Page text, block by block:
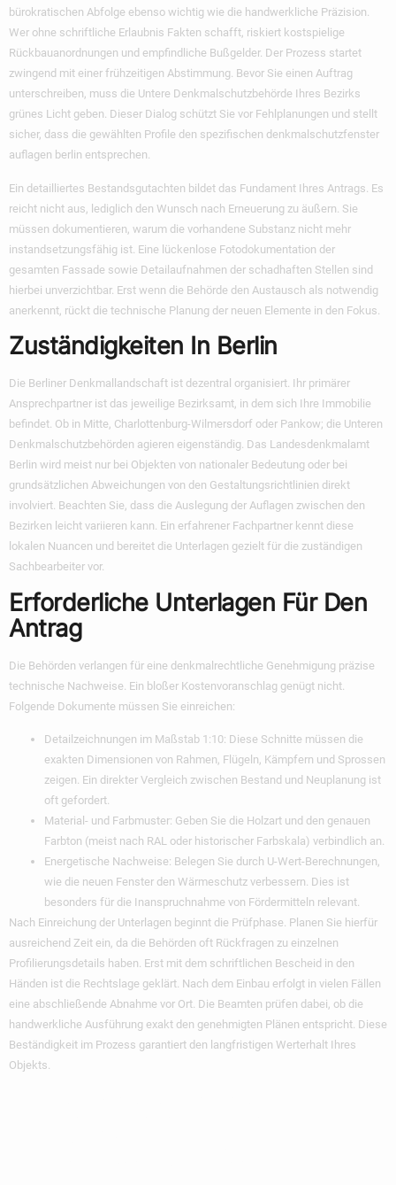
bürokratischen Abfolge ebenso wichtig wie die handwerkliche Präzision.
Wer ohne schriftliche Erlaubnis Fakten schafft, riskiert kostspielige
Rückbauanordnungen und empfindliche Bußgelder. Der Prozess startet
zwingend mit einer frühzeitigen Abstimmung. Bevor Sie einen Auftrag
unterschreiben, muss die Untere Denkmalschutzbehörde Ihres Bezirks
grünes Licht geben. Dieser Dialog schützt Sie vor Fehlplanungen und stellt
sicher, dass die gewählten Profile den spezifischen denkmalschutzfenster
auflagen berlin entsprechen.
Ein detailliertes Bestandsgutachten bildet das Fundament Ihres Antrags. Es
reicht nicht aus, lediglich den Wunsch nach Erneuerung zu äußern. Sie
müssen dokumentieren, warum die vorhandene Substanz nicht mehr
instandsetzungsfähig ist. Eine lückenlose Fotodokumentation der
gesamten Fassade sowie Detailaufnahmen der schadhaften Stellen sind
hierbei unverzichtbar. Erst wenn die Behörde den Austausch als notwendig
anerkennt, rückt die technische Planung der neuen Elemente in den Fokus.
Zuständigkeiten In Berlin
Die Berliner Denkmallandschaft ist dezentral organisiert. Ihr primärer
Ansprechpartner ist das jeweilige Bezirksamt, in dem sich Ihre Immobilie
befindet. Ob in Mitte, Charlottenburg-Wilmersdorf oder Pankow; die Unteren
Denkmalschutzbehörden agieren eigenständig. Das Landesdenkmalamt
Berlin wird meist nur bei Objekten von nationaler Bedeutung oder bei
grundsätzlichen Abweichungen von den Gestaltungsrichtlinien direkt
involviert. Beachten Sie, dass die Auslegung der Auflagen zwischen den
Bezirken leicht variieren kann. Ein erfahrener Fachpartner kennt diese
lokalen Nuancen und bereitet die Unterlagen gezielt für die zuständigen
Sachbearbeiter vor.
Erforderliche Unterlagen Für Den
Antrag
Die Behörden verlangen für eine denkmalrechtliche Genehmigung präzise
technische Nachweise. Ein bloßer Kostenvoranschlag genügt nicht.
Folgende Dokumente müssen Sie einreichen:
Detailzeichnungen im Maßstab 1:10: Diese Schnitte müssen die
exakten Dimensionen von Rahmen, Flügeln, Kämpfern und Sprossen
zeigen. Ein direkter Vergleich zwischen Bestand und Neuplanung ist
oft gefordert.
Material- und Farbmuster: Geben Sie die Holzart und den genauen
Farbton (meist nach RAL oder historischer Farbskala) verbindlich an.
Energetische Nachweise: Belegen Sie durch U-Wert-Berechnungen,
wie die neuen Fenster den Wärmeschutz verbessern. Dies ist
besonders für die Inanspruchnahme von Fördermitteln relevant.
Nach Einreichung der Unterlagen beginnt die Prüfphase. Planen Sie hierfür
ausreichend Zeit ein, da die Behörden oft Rückfragen zu einzelnen
Profilierungsdetails haben. Erst mit dem schriftlichen Bescheid in den
Händen ist die Rechtslage geklärt. Nach dem Einbau erfolgt in vielen Fällen
eine abschließende Abnahme vor Ort. Die Beamten prüfen dabei, ob die
handwerkliche Ausführung exakt den genehmigten Plänen entspricht. Diese
Beständigkeit im Prozess garantiert den langfristigen Werterhalt Ihres
Objekts.